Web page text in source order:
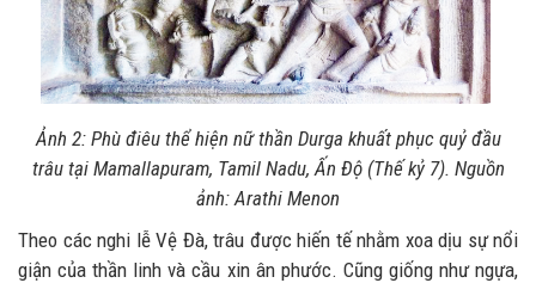
Ảnh 2: Phù điêu thể hiện nữ thần Durga khuất phục quỷ đầu
trâu tại Mamallapuram, Tamil Nadu, Ấn Độ (Thế kỷ 7). Nguồn
ảnh: Arathi Menon
Theo các nghi lễ Vệ Đà, trâu được hiến tế nhằm xoa dịu sự nổi
giận của thần linh và cầu xin ân phước. Cũng giống như ngựa,